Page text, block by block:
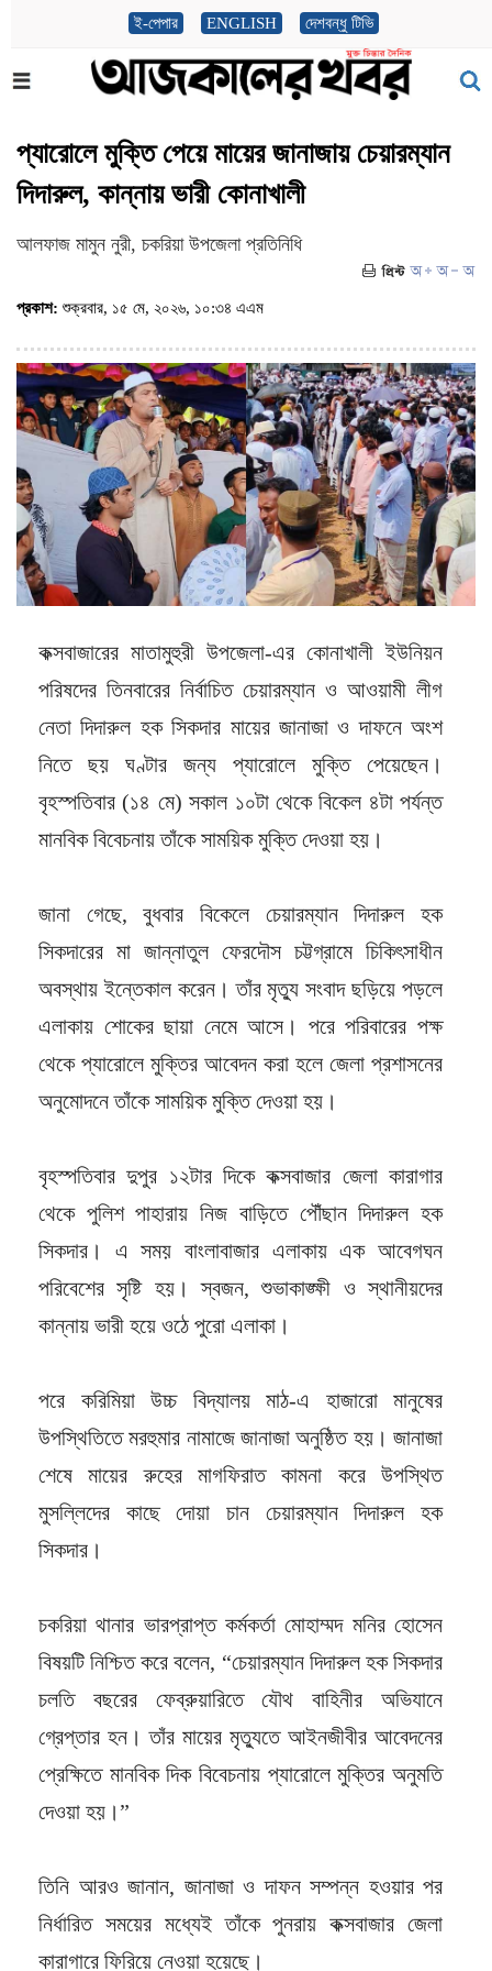
ই-পেপার ENGLISH দেশবন্ধু টিভি
প্যারোলে মুক্তি পেয়ে মায়ের জানাজায় চেয়ারম্যান
দিদারুল, কান্নায় ভারী কোনাখালী
আলফাজ মামুন নুরী, চকরিয়া উপজেলা প্রতিনিধি
প্রকাশ: শুক্রবার, ১৫ মে, ২০২৬, ১০:৩৪ এএম
কক্সবাজারের মাতামুহুরী উপজেলা-এর কোনাখালী ইউনিয়ন
পরিষদের তিনবারের নির্বাচিত চেয়ারম্যান ও আওয়ামী লীগ
নেতা দিদারুল হক সিকদার মায়ের জানাজা ও দাফনে অংশ
নিতে ছয় ঘণ্টার জন্য প্যারোলে মুক্তি পেয়েছেন।
বৃহস্পতিবার (১৪ মে) সকাল ১০টা থেকে বিকেল ৪টা পর্যন্ত
মানবিক বিবেচনায় তাঁকে সাময়িক মুক্তি দেওয়া হয়।
জানা গেছে, বুধবার বিকেলে চেয়ারম্যান দিদারুল হক
সিকদারের মা জান্নাতুল ফেরদৌস চট্টগ্রামে চিকিৎসাধীন
অবস্থায় ইন্তেকাল করেন। তাঁর মৃত্যু সংবাদ ছড়িয়ে পড়লে
এলাকায় শোকের ছায়া নেমে আসে। পরে পরিবারের পক্ষ
থেকে প্যারোলে মুক্তির আবেদন করা হলে জেলা প্রশাসনের
অনুমোদনে তাঁকে সাময়িক মুক্তি দেওয়া হয়।
বৃহস্পতিবার দুপুর ১২টার দিকে কক্সবাজার জেলা কারাগার
থেকে পুলিশ পাহারায় নিজ বাড়িতে পৌঁছান দিদারুল হক
সিকদার। এ সময় বাংলাবাজার এলাকায় এক আবেগঘন
পরিবেশের সৃষ্টি হয়। স্বজন, শুভাকাঙ্ক্ষী ও স্থানীয়দের
কান্নায় ভারী হয়ে ওঠে পুরো এলাকা।
পরে করিমিয়া উচ্চ বিদ্যালয় মাঠ-এ হাজারো মানুষের
উপস্থিতিতে মরহুমার নামাজে জানাজা অনুষ্ঠিত হয়। জানাজা
শেষে মায়ের রুহের মাগফিরাত কামনা করে উপস্থিত
মুসল্লিদের কাছে দোয়া চান চেয়ারম্যান দিদারুল হক
সিকদার।
চকরিয়া থানার ভারপ্রাপ্ত কর্মকর্তা মোহাম্মদ মনির হোসেন
বিষয়টি নিশ্চিত করে বলেন, “চেয়ারম্যান দিদারুল হক সিকদার
চলতি বছরের ফেব্রুয়ারিতে যৌথ বাহিনীর অভিযানে
গ্রেপ্তার হন। তাঁর মায়ের মৃত্যুতে আইনজীবীর আবেদনের
প্রেক্ষিতে মানবিক দিক বিবেচনায় প্যারোলে মুক্তির অনুমতি
দেওয়া হয়।”
তিনি আরও জানান, জানাজা ও দাফন সম্পন্ন হওয়ার পর
নির্ধারিত সময়ের মধ্যেই তাঁকে পুনরায় কক্সবাজার জেলা
কারাগারে ফিরিয়ে নেওয়া হয়েছে।